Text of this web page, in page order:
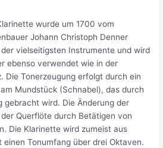
wurde um 1700 vom
Johann Christoph Denner
vielseitigsten Instrumente und wird
ebenso verwendet wie in der
Die Tonerzeugung erfolgt durch ein
Mundstück (Schnabel), das durch
gebracht wird. Die Änderung der
Querflöte durch Betätigen von
Die Klarinette wird zumeist aus
Tonumfang über drei Oktaven.